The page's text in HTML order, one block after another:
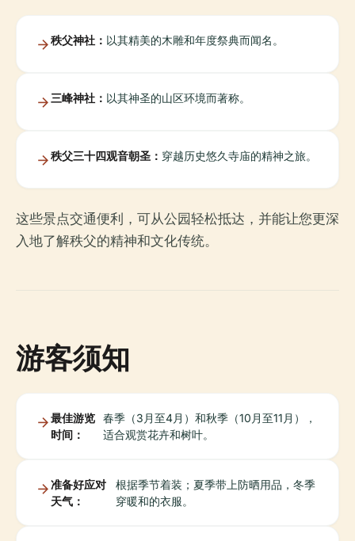
秩父神社： 以其精美的木雕和年度祭典而闻名。
三峰神社： 以其神圣的山区环境而著称。
秩父三十四观音朝圣： 穿越历史悠久寺庙的精神之旅。
这些景点交通便利，可从公园轻松抵达，并能让您更深
入地了解秩父的精神和文化传统。
游客须知
最佳游览
时间：
春季（3月至4月）和秋季（10月至11月），
适合观赏花卉和树叶。
准备好应对
天气：
根据季节着装；夏季带上防晒用品，冬季
穿暖和的衣服。